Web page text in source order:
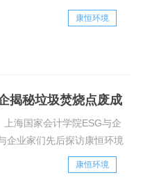
境再次荣膺此项我国科技
用领域的深厚积淀与领跑地
康恒环境
揭秘垃圾焚烧点废成
海国家会计学院ESG与企
企业家们先后探访康恒环境
践经验，探索中国企业走
行各业的嘉宾们沉浸式体验
康恒环境